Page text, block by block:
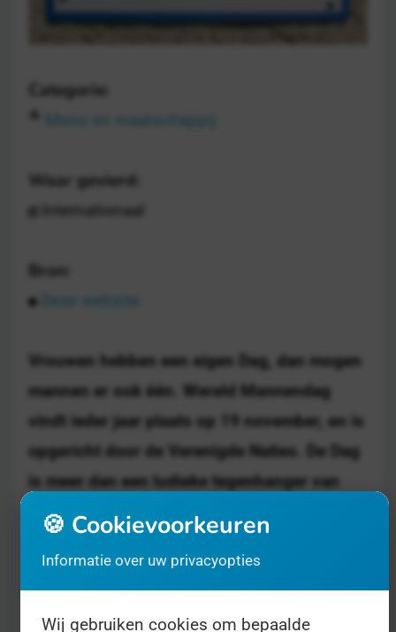
Categorie:
Mens en maatschappij
Waar gevierd:
Internationaal
Bron:
Vrouwen hebben een eigen Dag, dan mogen
mannen er ook één. Wereld Mannendag
vindt ieder jaar plaats op 19 november, en is
opgericht door de Verenigde Naties. De Dag
is meer dan een ludieke tegenhanger van
vrouwendag, het is een serieuze Dag waarop
en gelijkheid tussen mannen en vrouwen
🍪 Cookievoorkeuren
Informatie over uw privacyopties
Wij gebruiken cookies om bepaalde